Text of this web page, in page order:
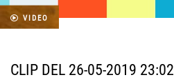
VIDEO
CLIP DEL 26-05-2019 23:02